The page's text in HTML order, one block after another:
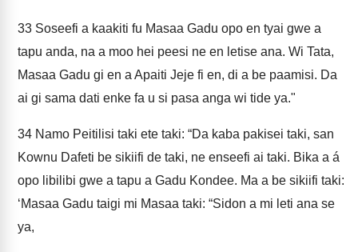
33 Soseefi a kaakiti fu Masaa Gadu opo en tyai gwe a
tapu anda, na a moo hei peesi ne en letise ana. Wi Tata,
Masaa Gadu gi en a Apaiti Jeje fi en, di a be paamisi. Da
ai gi sama dati enke fa u si pasa anga wi tide ya."
34 Namo Peitilisi taki ete taki: “Da kaba pakisei taki, san
Kownu Dafeti be sikiifi de taki, ne enseefi ai taki. Bika a á
opo libilibi gwe a tapu a Gadu Kondee. Ma a be sikiifi taki:
‘Masaa Gadu taigi mi Masaa taki: “Sidon a mi leti ana se
ya,